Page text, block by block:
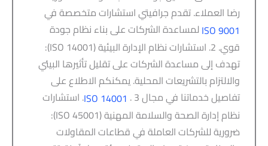
رضا العملاء. تقدم جرافيتي استشارات متخصصة في
ISO 9001 لمساعدة الشركات على بناء نظام جودة
قوي. 2. استشارات نظام الإدارة البيئية (ISO 14001):
تهدف إلى مساعدة الشركات على تقليل تأثيرها البيئي
والالتزام بالتشريعات المحلية. يمكنكم الاطلاع على
تفاصيل خدماتنا في مجال
ISO 14001. 3. استشارات
نظام إدارة الصحة والسلامة المهنية (ISO 45001):
ضرورية للشركات العاملة في قطاعات المقاولات